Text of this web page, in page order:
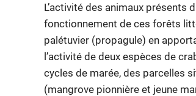
L’activité des animaux présents
fonctionnement de ces forêts
palétuvier (propagule) en
l’activité de deux espèces de
cycles de marée, des parcelles
(mangrove pionnière et jeune